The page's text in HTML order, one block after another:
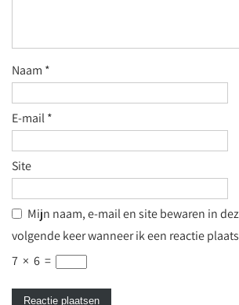
Naam *
E-mail*
Site
Mijn naam, e-mail en site bewaren in
volgende keer wanneer ik een reactie
7 × 6 =